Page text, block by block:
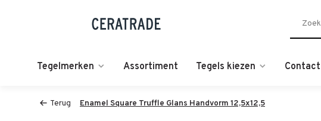
Tegelmerken Assortiment Tegels kiezen Contact
Terug Enamel Square Truffle Glans Handvorm 12,5x12,5